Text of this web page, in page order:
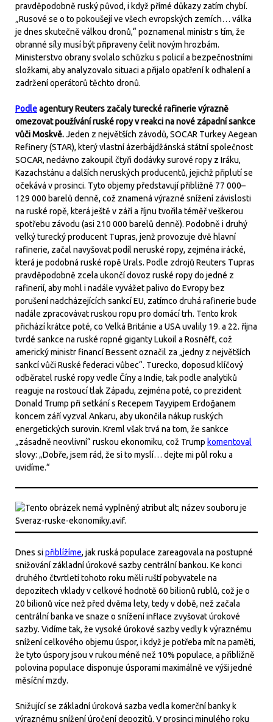
pravděpodobně ruský původ, i když přímé důkazy zatím chybí.
„Rusové se o to pokoušejí ve všech evropských zemích… válka
je dnes skutečně válkou dronů,“ poznamenal ministr s tím, že
obranné síly musí být připraveny čelit novým hrozbám.
Ministerstvo obrany svolalo schůzku s policií a bezpečnostními
složkami, aby analyzovalo situaci a přijalo opatření k odhalení a
zadržení operátorů těchto dronů.
Podleagentury Reuters začaly turecké rafinerie výrazně
omezovat používání ruské ropy v reakci na nové západní sankce
vůči Moskvě.Jeden z největších závodů, SOCAR Turkey Aegean
Refinery (STAR), který vlastní ázerbájdžánská státní společnost
SOCAR, nedávno zakoupil čtyři dodávky surové ropy z Iráku,
Kazachstánu a dalších neruských producentů, jejichž připlutí se
očekává v prosinci. Tyto objemy představují přibližně 77 000–
129 000 barelů denně, což znamená výrazné snížení závislosti
na ruské ropě, která ještě v září a říjnu tvořila téměř veškerou
spotřebu závodu (asi 210 000 barelů denně). Podobně i druhý
velký turecký producent Tupras, jenž provozuje dvě hlavní
rafinerie, začal navyšovat podíl neruské ropy, zejména irácké,
která je podobná ruské ropě Urals. Podle zdrojů Reuters Tupras
pravděpodobně zcela ukončí dovoz ruské ropy do jedné z
rafinerií, aby mohl i nadále vyvážet palivo do Evropy bez
porušení nadcházejících sankcí EU, zatímco druhá rafinerie bude
nadále zpracovávat ruskou ropu pro domácí trh. Tento krok
přichází krátce poté, co Velká Británie a USA uvalily 19. a 22. října
tvrdé sankce na ruské ropné giganty Lukoil a Rosněfť, což
americký ministr financí Bessent označil za „jedny z největších
sankcí vůči Ruské federaci vůbec“. Turecko, doposud klíčový
odběratel ruské ropy vedle Číny a Indie, tak podle analytiků
reaguje na rostoucí tlak Západu, zejména poté, co prezident
Donald Trump při setkání s Recepem Tayyipem Erdoğanem
koncem září vyzval Ankaru, aby ukončila nákup ruských
energetických surovin. Kreml však trvá na tom, že sankce
„zásadně neovlivní“ ruskou ekonomiku, což Trump komentoval
slovy: „Dobře, jsem rád, že si to myslí… dejte mi půl roku a
uvidíme.“
Dnes sipřiblížíme, jak ruská populace zareagovala na postupné
snižování základní úrokové sazby centrální bankou. Ke konci
druhého čtvrtletí tohoto roku měli ruští pobyvatele na
depozitech vklady v celkové hodnotě 60 bilionů rublů, což je o
20 bilionů více než před dvěma lety, tedy v době, než začala
centrální banka ve snaze o snížení inflace zvyšovat úrokové
sazby. Vidíme tak, že vysoké úrokové sazby vedly k výraznému
snížení celkového objemu úspor, i když je potřeba mít na paměti,
že tyto úspory jsou v rukou méně než 10% populace, a přibližně
polovina populace disponuje úsporami maximálně ve výši jedné
měsíční mzdy.
Snižující se základní úroková sazba vedla komerční banky k
výraznému snížení úročení depozitů. V prosinci minulého roku